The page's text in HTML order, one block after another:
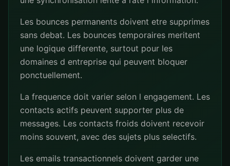
Les bounces permanents doivent etre supprimes
sans debat. Les bounces temporaires meritent
une logique differente, surtout pour les
domaines d entreprise qui peuvent bloquer
ponctuellement.
La frequence doit varier selon l engagement. Les
contacts actifs peuvent supporter plus de
messages. Les contacts froids doivent recevoir
moins souvent, avec des sujets plus selectifs.
Les emails transactionnels doivent garder une